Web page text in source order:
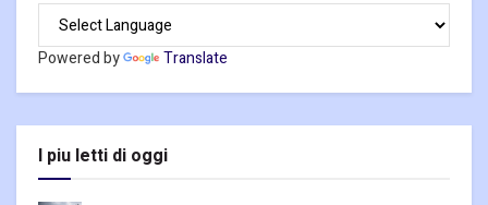
Powered by Translate
I piu letti di oggi